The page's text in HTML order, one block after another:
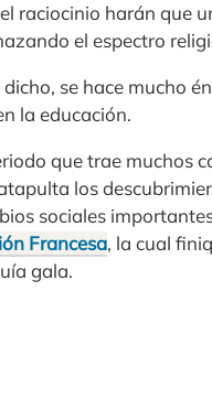
raciocinio harán que
el espectro
se hace mucho
la educación.
que trae muchos
los
sociales
Francesa, la cual
gala.